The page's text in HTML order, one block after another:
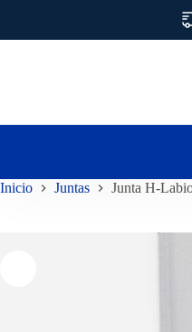
Inicio Juntas Junta H-